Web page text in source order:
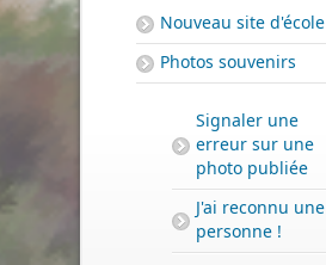
Nouveau site d'école
Photos souvenirs
Signaler une
erreur sur une
photo publiée
J'ai reconnu une
personne !